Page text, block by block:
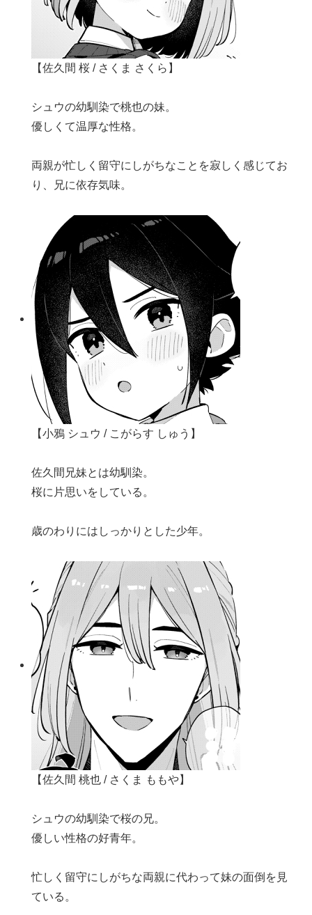
【佐久間 桜 / さくま さくら】
シュウの幼馴染で桃也の妹。
優しくて温厚な性格。
両親が忙しく留守にしがちなことを寂しく感じてお
り、兄に依存気味。
【小鴉 シュウ / こがらす しゅう】
佐久間兄妹とは幼馴染。
桜に片思いをしている。
歳のわりにはしっかりとした少年。
【佐久間 桃也 / さくま ももや】
シュウの幼馴染で桜の兄。
優しい性格の好青年。
忙しく留守にしがちな両親に代わって妹の面倒を見
ている。